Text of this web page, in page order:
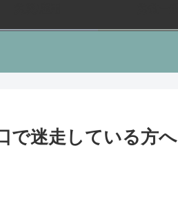
で迷走している方へ